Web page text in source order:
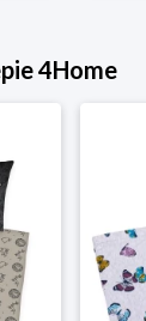
4Home